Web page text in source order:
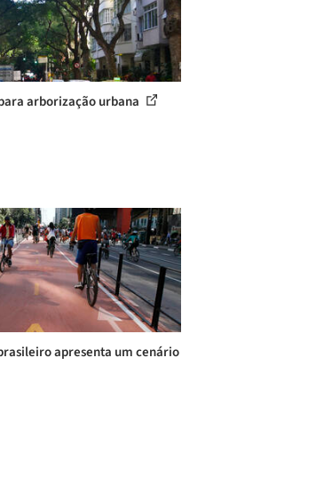
arborização urbana
apresenta um cenário